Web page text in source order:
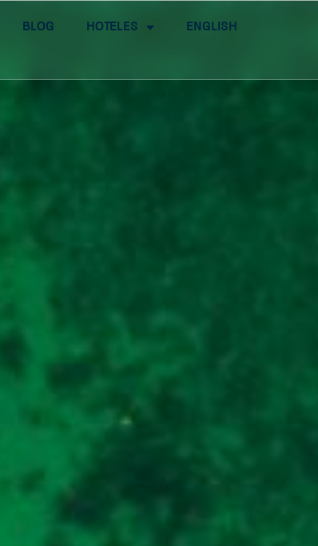
Blog Hoteles English